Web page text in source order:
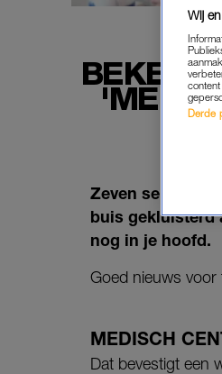
Zeven
buis gekluisterd
nog in je hoofd.
Goed nieuws voor
MEDISCH
Dat bevestigt een
Wij
content
Derde